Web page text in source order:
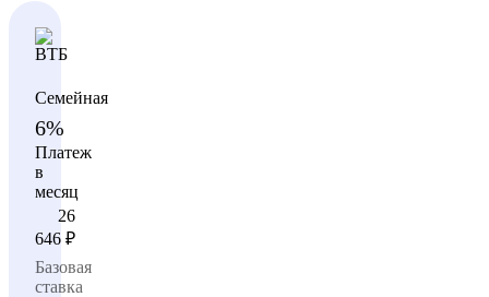
Семейная
6%
Платеж
в
месяц
26
646 ₽
Базовая
ставка